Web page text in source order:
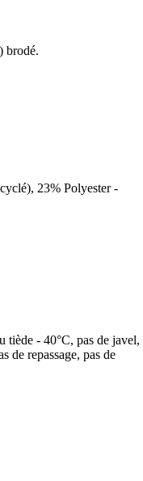
brodé.
23% Polyester -
tiède - 40°C, pas de javel,
de repassage, pas de